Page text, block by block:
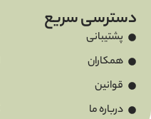
دسترسی سریع
پشتیبانی
همکاران
قوانین
درباره ما